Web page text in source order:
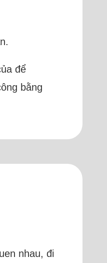
để
bằng
nhau, đi